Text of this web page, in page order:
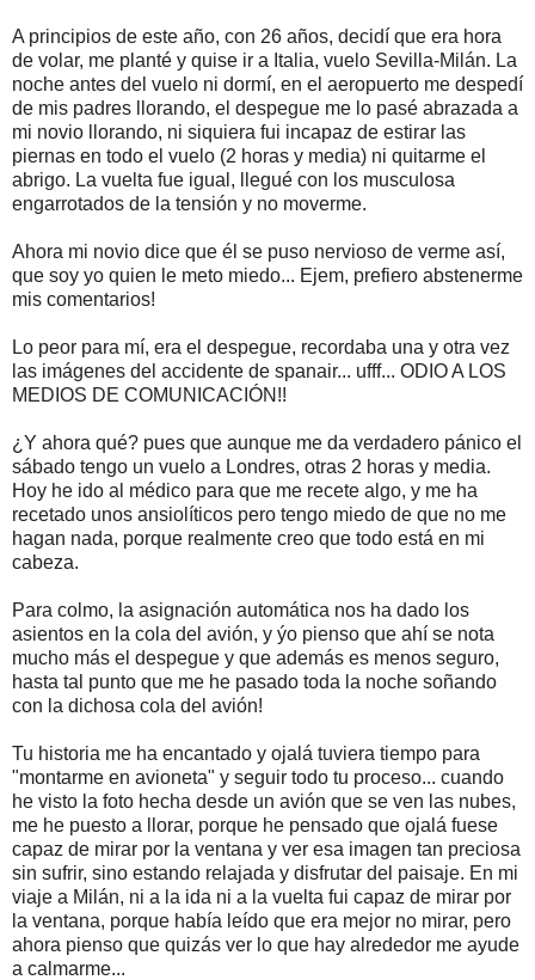
A principios de este año, con 26 años, decidí que era hora
de volar, me planté y quise ir a Italia, vuelo Sevilla-Milán. La
noche antes del vuelo ni dormí, en el aeropuerto me despedí
de mis padres llorando, el despegue me lo pasé abrazada a
mi novio llorando, ni siquiera fui incapaz de estirar las
piernas en todo el vuelo (2 horas y media) ni quitarme el
abrigo. La vuelta fue igual, llegué con los musculosa
engarrotados de la tensión y no moverme.
Ahora mi novio dice que él se puso nervioso de verme así,
que soy yo quien le meto miedo... Ejem, prefiero abstenerme
mis comentarios!
Lo peor para mí, era el despegue, recordaba una y otra vez
las imágenes del accidente de spanair... ufff... ODIO A LOS
MEDIOS DE COMUNICACIÓN!!
¿Y ahora qué? pues que aunque me da verdadero pánico el
sábado tengo un vuelo a Londres, otras 2 horas y media.
Hoy he ido al médico para que me recete algo, y me ha
recetado unos ansiolíticos pero tengo miedo de que no me
hagan nada, porque realmente creo que todo está en mi
cabeza.
Para colmo, la asignación automática nos ha dado los
asientos en la cola del avión, y ýo pienso que ahí se nota
mucho más el despegue y que además es menos seguro,
hasta tal punto que me he pasado toda la noche soñando
con la dichosa cola del avión!
Tu historia me ha encantado y ojalá tuviera tiempo para
"montarme en avioneta" y seguir todo tu proceso... cuando
he visto la foto hecha desde un avión que se ven las nubes,
me he puesto a llorar, porque he pensado que ojalá fuese
capaz de mirar por la ventana y ver esa imagen tan preciosa
sin sufrir, sino estando relajada y disfrutar del paisaje. En mi
viaje a Milán, ni a la ida ni a la vuelta fui capaz de mirar por
la ventana, porque había leído que era mejor no mirar, pero
ahora pienso que quizás ver lo que hay alrededor me ayude
a calmarme...